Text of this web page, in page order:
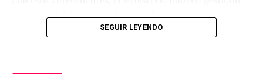
domicilios ubicados en distintos sectores de la población
G.O.P.E., C.O.P. y Centauro.
SEGUIR LEYENDO